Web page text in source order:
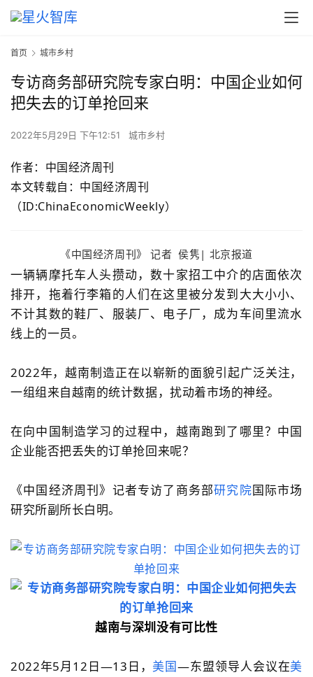
首页 城市乡村
专访商务部研究院专家白明：中国企业如何
把失去的订单抢回来
2022年5月29日 下午12:51 城市乡村
作者：中国经济周刊
本文转载自：中国经济周刊
（ID:ChinaEconomicWeekly）
《中国经济周刊》 记者 侯隽| 北京报道
一辆辆摩托车人头攒动，数十家招工中介的店面依次
排开，拖着行李箱的人们在这里被分发到大大小小、
不计其数的鞋厂、服装厂、电子厂，成为车间里流水
线上的一员。
2022年，越南制造正在以崭新的面貌引起广泛关注，
一组组来自越南的统计数据，扰动着市场的神经。
在向中国制造学习的过程中，越南跑到了哪里？中国
企业能否把丢失的订单抢回来呢？
《中国经济周刊》记者专访了商务部研究院国际市场
研究所副所长白明。
越南与深圳没有可比性
2022年5月12日—13日， 美国—东盟领导人会议在美